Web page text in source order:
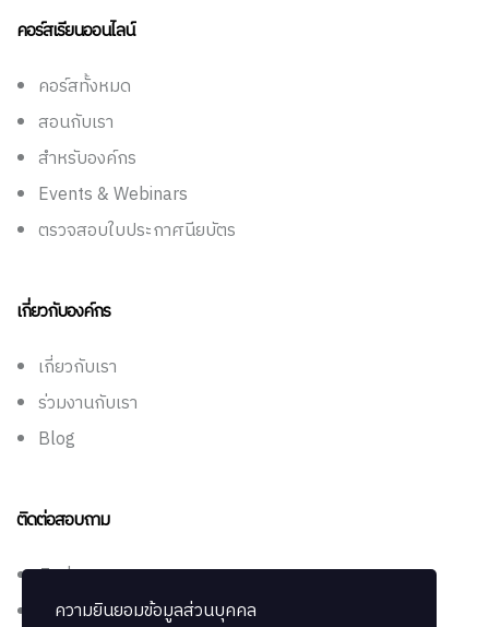
คอร์สเรียนออนไลน์
คอร์สทั้งหมด
สอนกับเรา
สำหรับองค์กร
Events & Webinars
ตรวจสอบใบประกาศนียบัตร
เกี่ยวกับองค์กร
เกี่ยวกับเรา
ร่วมงานกับเรา
Blog
ติดต่อสอบถาม
ติดต่อเรา
ช่วยเหลือ
ความยินยอมข้อมูลส่วนบุคคล